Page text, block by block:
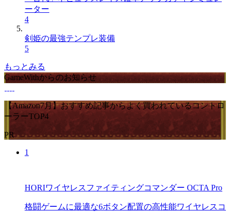
ーター
4
剣姫の最強テンプレ装備
5
もっとみる
GameWithからのお知らせ
【Amazon7月】おすすめ記事からよく買われているコントロ
ーラーTOP4
PR
1
HORIワイヤレスファイティングコマンダー OCTA Pro
格闘ゲームに最適な6ボタン配置の高性能ワイヤレスコ